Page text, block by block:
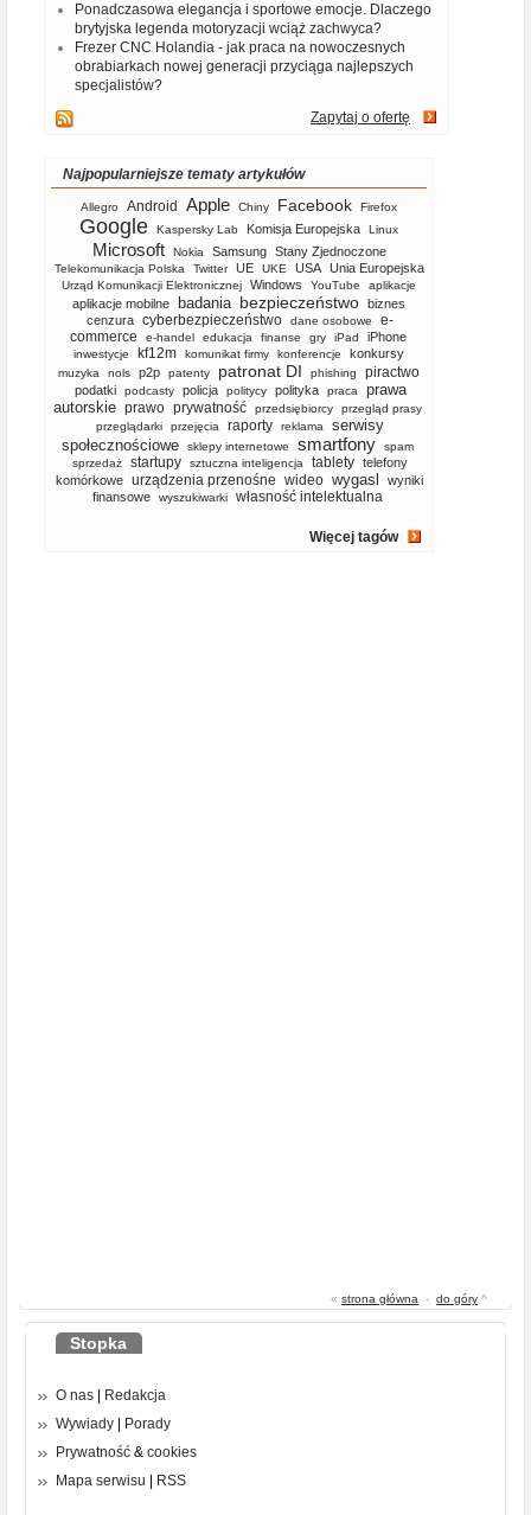
Ponadczasowa elegancja i sportowe emocje. Dlaczego
brytyjska legenda motoryzacji wciąż zachwyca?
Frezer CNC Holandia - jak praca na nowoczesnych
obrabiarkach nowej generacji przyciąga najlepszych
specjalistów?
Zapytaj o ofertę
Najpopularniejsze tematy artykułów
Allegro Android Apple Chiny Facebook Firefox
Google Kaspersky Lab Komisja Europejska Linux
Microsoft Nokia Samsung Stany Zjednoczone
Telekomunikacja Polska Twitter UE UKE USA Unia Europejska
Urząd Komunikacji Elektronicznej Windows YouTube aplikacje
aplikacje mobilne badania bezpieczeństwo biznes
cenzura cyberbezpieczeństwo dane osobowe
e-
commerce
e-handel edukacja finanse gry iPad iPhone
inwestycje kf12m komunikat firmy konferencje konkursy
muzyka nols p2p patenty patronat DI phishing piractwo
podatki podcasty policja politycy polityka praca
prawa
autorskie prawo prywatność przedsiębiorcy
przegląd prasy
przeglądarki
przejęcia raporty reklama
serwisy
społecznościowe
sklepy internetowe smartfony
spam
sprzedaż
startupy sztuczna inteligencja tablety telefony
komórkowe
urządzenia przenośne wideo wygasl
wyniki
finansowe
wyszukiwarki własność intelektualna
Więcej tagów
« strona główna - do góry ^
Stopka
O nas
Redakcja
Wywiady
Porady
Prywatność & cookies
Mapa serwisu
RSS